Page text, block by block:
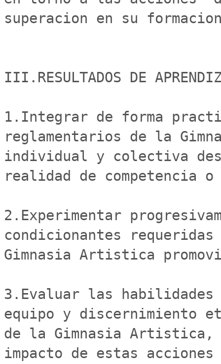
superacion en su
III.RESULTADOS DE
1.Integrar de forma
reglamentarios de la
individual y colectiva
realidad de competencia o
2.Experimentar
condicionantes
Gimnasia Artistica
3.Evaluar las
equipo y discernimiento
de la Gimnasia Artistica,
impacto de estas